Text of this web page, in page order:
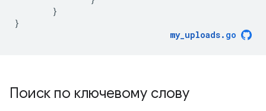
}
}
my_uploads. go
Поиск по ключевому слову